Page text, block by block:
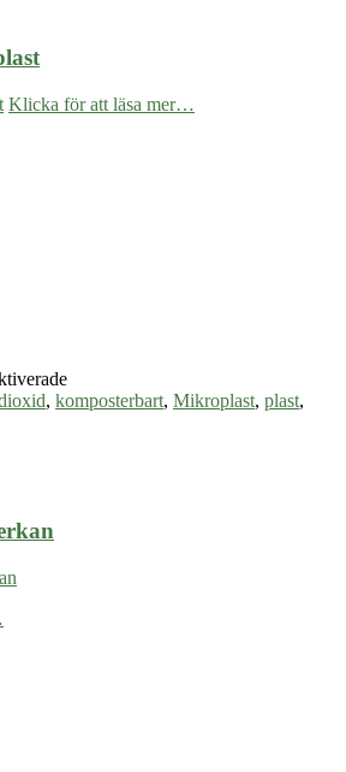
Klicka för att läsa mer…
för
Nedbrytningsbar
, komposterbart, Mikroplast, plast,